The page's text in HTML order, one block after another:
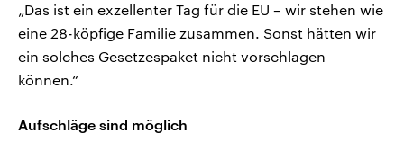
„Das ist ein exzellenter Tag für die EU – wir stehen wie
eine 28-köpfige Familie zusammen. Sonst hätten wir
ein solches Gesetzespaket nicht vorschlagen
können.“
Aufschläge sind möglich